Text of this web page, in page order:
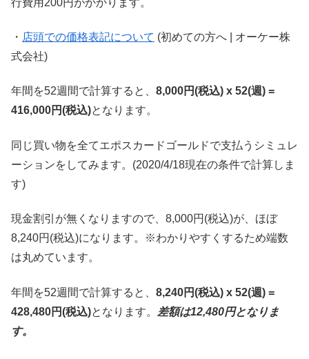
・ 店頭での価格表記について (初めての方へ | オーケー株
式会社)
年間を52週間で計算すると、 8,000円(税込) x 52(週) =
416,000円(税込)となります。
同じ買い物を全てエポスカードゴールドで支払うシミュレ
ーションをしてみます。(2020/4/18現在の条件で計算しま
す)
現金割引が無くなりますので、8,000円(税込)が、ほぼ
8,240円(税込)になります。※わかりやすくするため端数
は丸めています。
年間を52週間で計算すると、 8,240円(税込) x 52(週) =
428,480円(税込)となります。 差額は12,480円となりま
す。